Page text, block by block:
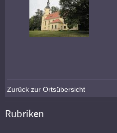
Zurück zur Ortsübersicht
Rubriken